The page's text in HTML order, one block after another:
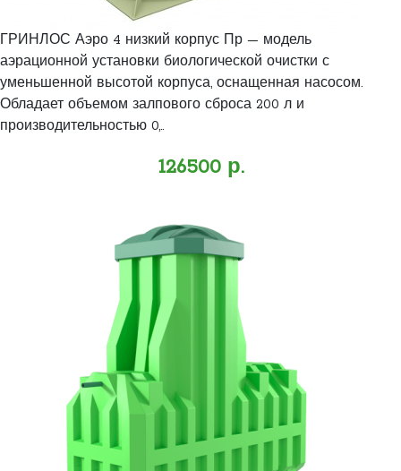
ГРИНЛОС Аэро 4 низкий корпус Пр — модель
аэрационной установки биологической очистки с
уменьшенной высотой корпуса, оснащенная насосом.
Обладает объемом залпового сброса 200 л и
производительностью 0,..
126500 р.